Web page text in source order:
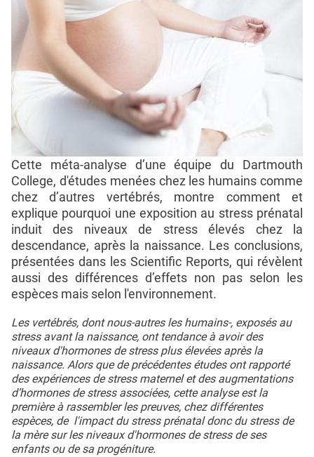
Cette méta-analyse d’une équipe du Dartmouth
College, d'études menées chez les humains comme
chez d’autres vertébrés, montre comment et
explique pourquoi une exposition au stress prénatal
induit des niveaux de stress élevés chez la
descendance, après la naissance. Les conclusions,
présentées dans les Scientific Reports, qui révèlent
aussi des différences d’effets non pas selon les
espèces mais selon l'environnement.
Les vertébrés, dont nous-autres les humains-, exposés au
stress avant la naissance, ont tendance à avoir des
niveaux d'hormones de stress plus élevées après la
naissance. Alors que de précédentes études ont rapporté
des expériences de stress maternel et des augmentations
d’hormones de stress associées, cette analyse est la
première à rassembler les preuves, chez différentes
espèces, de l'impact du stress prénatal donc du stress de
la mère sur les niveaux d'hormones de stress de ses
enfants ou de sa progéniture.